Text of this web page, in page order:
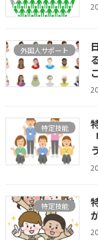
外国人サポート
特定技能
特定技能